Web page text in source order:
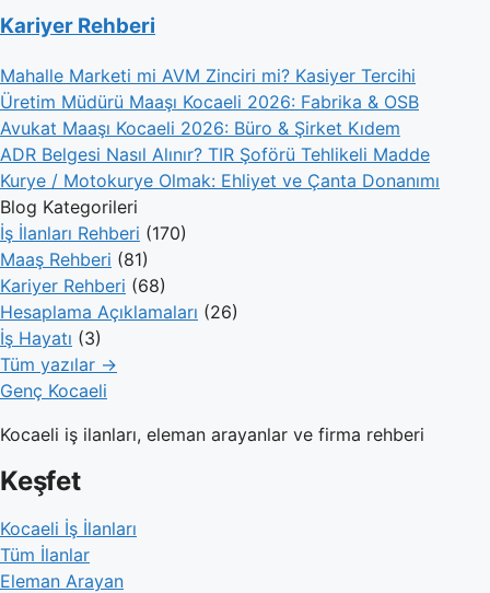
Kariyer Rehberi
Mahalle Marketi mi AVM Zinciri mi? Kasiyer Tercihi
Üretim Müdürü Maaşı Kocaeli 2026: Fabrika & OSB
Avukat Maaşı Kocaeli 2026: Büro & Şirket Kıdem
ADR Belgesi Nasıl Alınır? TIR Şoförü Tehlikeli Madde
Kurye / Motokurye Olmak: Ehliyet ve Çanta Donanımı
Blog Kategorileri
İş İlanları Rehberi (170)
Maaş Rehberi (81)
Kariyer Rehberi (68)
Hesaplama Açıklamaları (26)
İş Hayatı (3)
Tüm yazılar →
Genç Kocaeli
Kocaeli iş ilanları, eleman arayanlar ve firma rehberi
Keşfet
Kocaeli İş İlanları
Tüm İlanlar
Eleman Arayan